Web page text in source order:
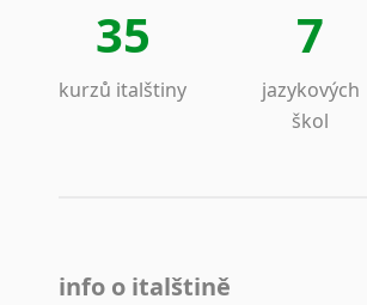
35
kurzů italštiny
7
jazykových
škol
info o italštině